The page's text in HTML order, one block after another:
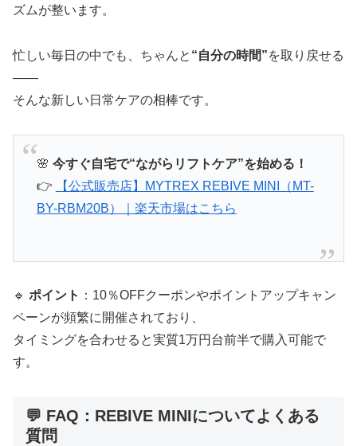
ズムが整います。
忙しい毎日の中でも、ちゃんと “自分の時間”を取り戻せる
——
そんな新しい日常ケアの相棒です。
🌸 今すぐ自宅で“ながらリフトケア”を始める！
👉
【公式販売店】MYTREX REBIVE MINI（MT-
BY-RBM20B）｜楽天市場はこちら
🔹 ポイント ：10％OFFクーポンやポイントアップキャン
ペーンが頻繁に開催されており、
タイミングを合わせると実質1万円台前半で購入可能で
す。
💬 FAQ：REBIVE MINIについてよくある
質問